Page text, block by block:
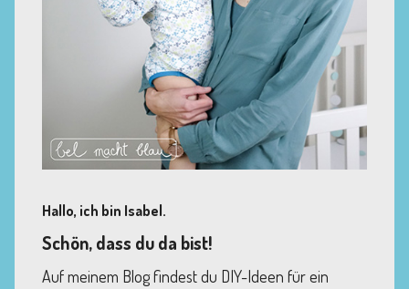
Hallo, ich bin Isabel.
Schön, dass du da bist!
Auf meinem Blog findest du DIY-Ideen für ein